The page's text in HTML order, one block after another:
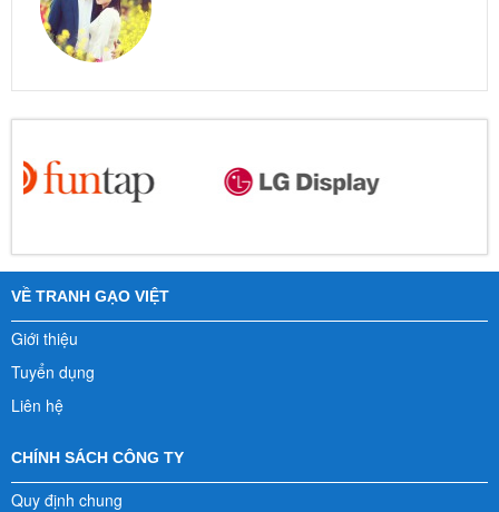
VỀ TRANH GẠO VIỆT
Giới thiệu
Tuyển dụng
Liên hệ
CHÍNH SÁCH CÔNG TY
Quy định chung